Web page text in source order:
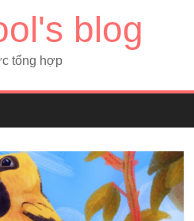
blog
tổng hợp